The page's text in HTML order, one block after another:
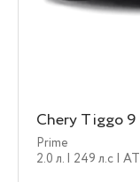
Chery Tiggo 9
Prime
2.0 л. | 249 л.c | AT